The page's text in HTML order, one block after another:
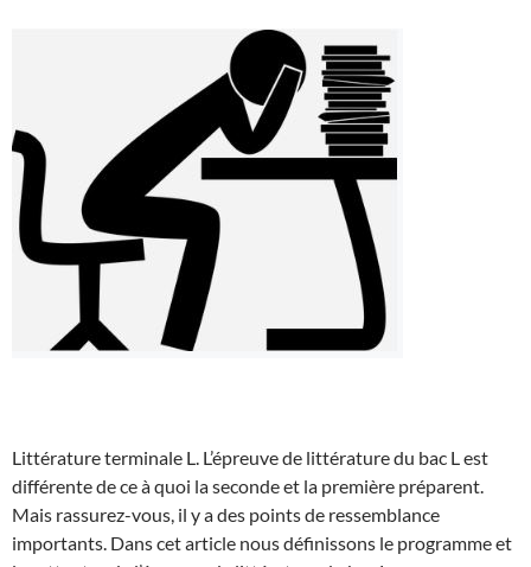
Littérature terminale L. L’épreuve de littérature du bac L est
différente de ce à quoi la seconde et la première préparent.
Mais rassurez-vous, il y a des points de ressemblance
importants. Dans cet article nous définissons le programme et